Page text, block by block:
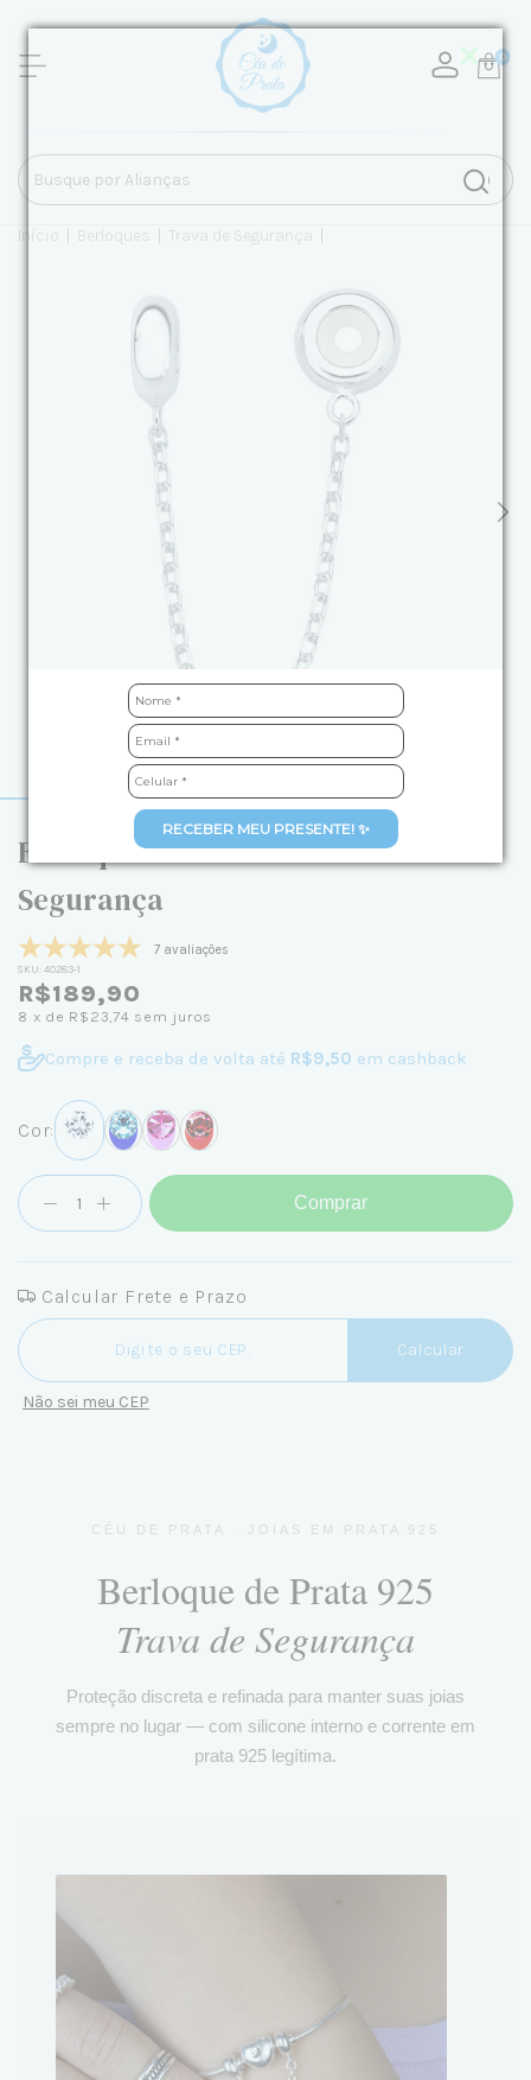
RECEBER MEU PRESENTE! ✨
0
Início Berloques Trava de Segurança
Berloque de Prata Trava de
Segurança
7 avaliações
SKU: 40283-1
R$189,90
8 x de R$23,74 sem juros
Compre e receba de volta até R$9,50 em cashback
Cor:
Comprar
Calcular Frete e Prazo
Entregas para o CEP:
Calcular
Não sei meu CEP
CÉU DE PRATA · JOIAS EM PRATA 925
Berloque de Prata 925
Trava de Segurança
Proteção discreta e refinada para manter suas joias
sempre no lugar — com silicone interno e corrente em
prata 925 legítima.